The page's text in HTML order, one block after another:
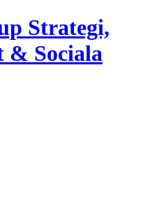
Strategi,
& Sociala